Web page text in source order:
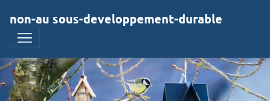
non-au sous-developpement-durable